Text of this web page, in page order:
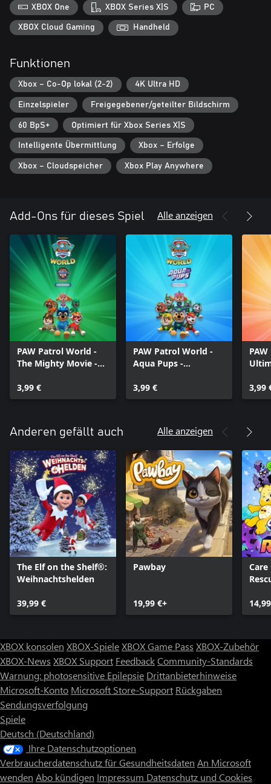
XBOX One XBOX Series X|S PC
XBOX Cloud Gaming Handheld
Funktionen
Xbox – Co-Op lokal (2-2) 4K Ultra HD
Einzelspieler Freigegebener/geteilter Bildschirm
60 BpS+ Optimiert für Xbox Series X|S
Intelligente Übermittlung Xbox – Erfolge
Xbox – Cloudspeicher Xbox Play Anywhere
Add-Ons für dieses Spiel Alle anzeigen
PAW Patrol World -
The Mighty Movie -
3,99 €
PAW Patrol World -
Aqua Pups -
3,99 €
3,99
Anderen gefällt auch Alle anzeigen
The Elf on the Shelf®:
Weihnachtshelden
39,99 €
Pawbay
19,99 €+
Care
XBOX konsolen XBOX-SpieleXBOX Game Pass XBOX-Zubehör
XBOX-News XBOX Support FeedbackCommunity-Standards
Warnung: photosensitive Epilepsie Drittanbieterhinweise
Microsoft-Konto Microsoft Store-Support Rückgaben
Sendungsverfolgung
Spiele
Deutsch (Deutschland)
Ihre Datenschutzoptionen
Verbraucherdatenschutz für Gesundheitsdaten An Microsoft
wenden Abo kündigen Impressum Datenschutz und Cookies